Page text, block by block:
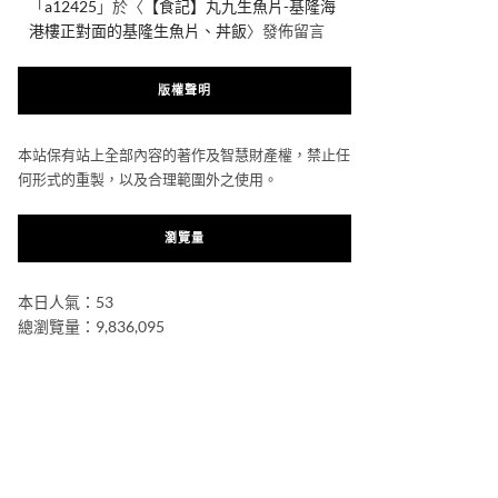
「a12425 」於〈 【食記】丸九生魚片-基隆海
港樓正對面的基隆生魚片、丼飯〉發佈留言
版權聲明
本站保有站上全部內容的著作及智慧財產權，禁止任
何形式的重製，以及合理範圍外之使用。
瀏覽量
本日人氣：53
總瀏覽量：9,836,095